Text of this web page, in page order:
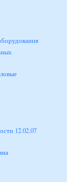
12.02.07